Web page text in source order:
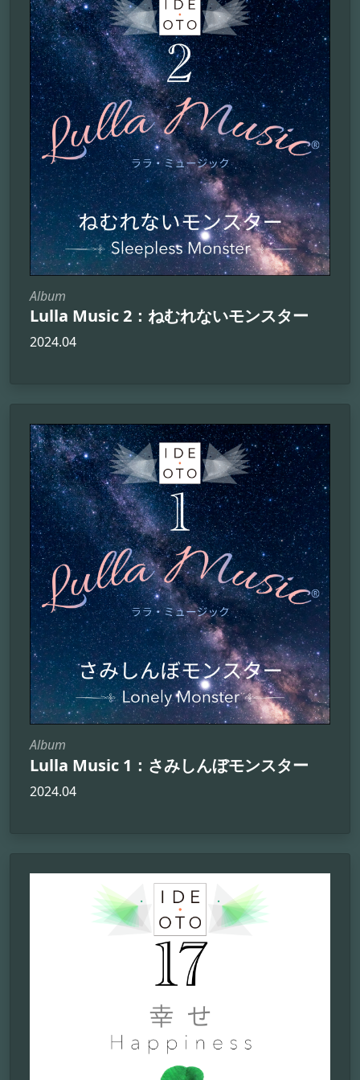
Album
Lulla Music 2：ねむれないモンスター
2024.04
Album
Lulla Music 1：さみしんぼモンスター
2024.04